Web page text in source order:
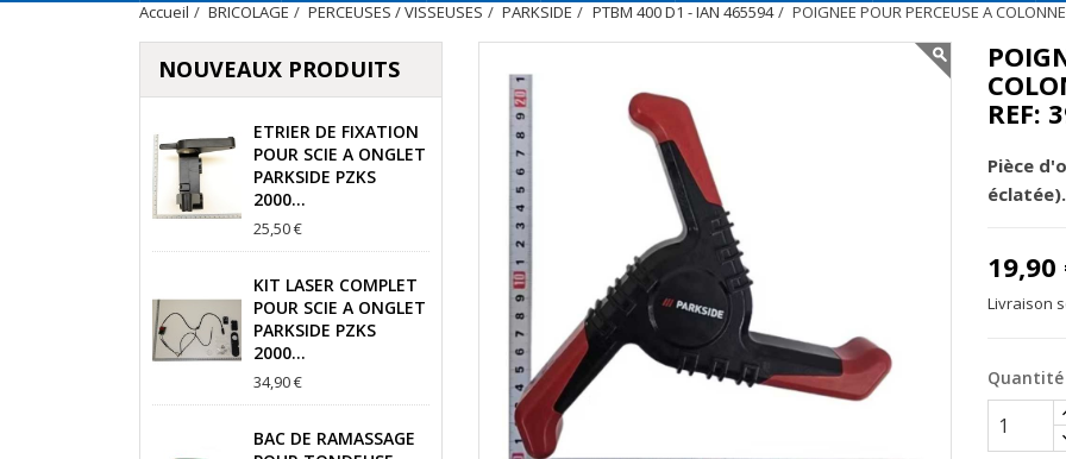
Accueil BRICOLAGE PERCEUSES / VISSEUSES PARKSIDE PTBM 400 D1 - IAN 465594 POIGNEE POUR PERCEUSE A
NOUVEAUX PRODUITS
ETRIER DE FIXATION
POUR SCIE A ONGLET
PARKSIDE PZKS
2000...
25,50 €
KIT LASER COMPLET
POUR SCIE A ONGLET
PARKSIDE PZKS
2000...
34,90 €
BAC DE RAMASSAGE
REF:
Pièce
éclatée).
19,90
Livraison
Quantité